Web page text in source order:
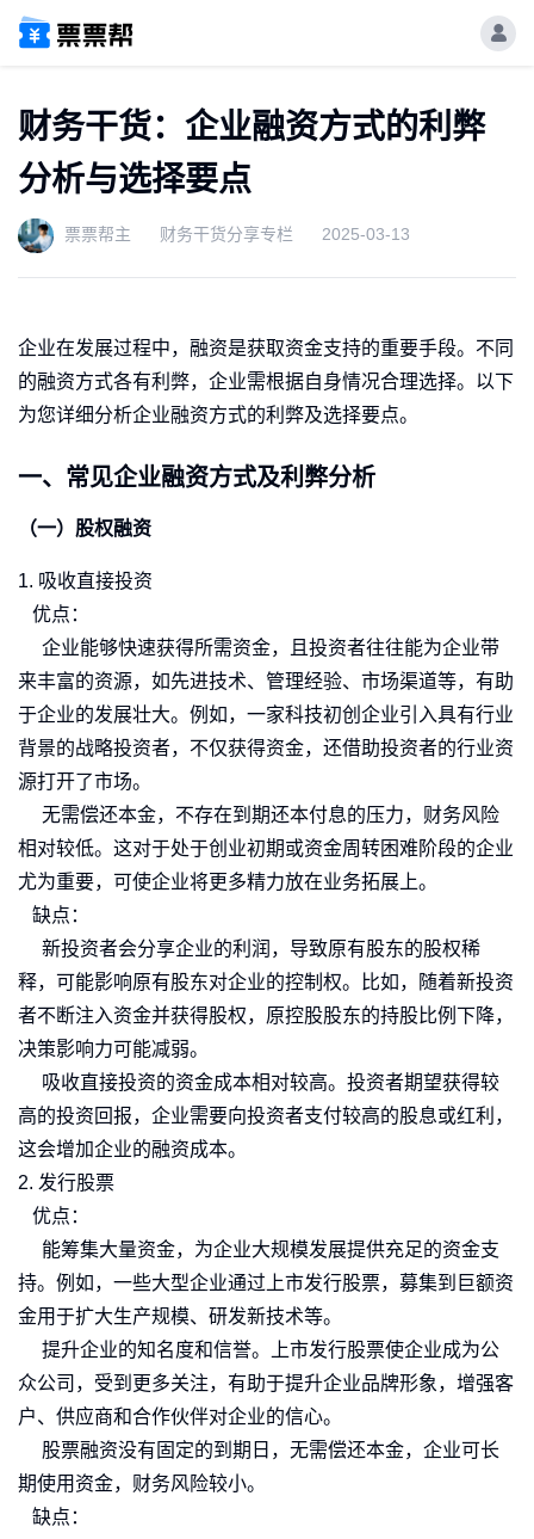
财务干货：企业融资方式的利弊
分析与选择要点
票票帮主 财务干货分享专栏 2025-03-13
企业在发展过程中，融资是获取资金支持的重要手段。不同
的融资方式各有利弊，企业需根据自身情况合理选择。以下
为您详细分析企业融资方式的利弊及选择要点。
一、常见企业融资方式及利弊分析
（一）股权融资
1. 吸收直接投资
优点：
企业能够快速获得所需资金，且投资者往往能为企业带
来丰富的资源，如先进技术、管理经验、市场渠道等，有助
于企业的发展壮大。例如，一家科技初创企业引入具有行业
背景的战略投资者，不仅获得资金，还借助投资者的行业资
源打开了市场。
无需偿还本金，不存在到期还本付息的压力，财务风险
相对较低。这对于处于创业初期或资金周转困难阶段的企业
尤为重要，可使企业将更多精力放在业务拓展上。
缺点：
新投资者会分享企业的利润，导致原有股东的股权稀
释，可能影响原有股东对企业的控制权。比如，随着新投资
者不断注入资金并获得股权，原控股股东的持股比例下降，
决策影响力可能减弱。
吸收直接投资的资金成本相对较高。投资者期望获得较
高的投资回报，企业需要向投资者支付较高的股息或红利，
这会增加企业的融资成本。
2. 发行股票
优点：
能筹集大量资金，为企业大规模发展提供充足的资金支
持。例如，一些大型企业通过上市发行股票，募集到巨额资
金用于扩大生产规模、研发新技术等。
提升企业的知名度和信誉。上市发行股票使企业成为公
众公司，受到更多关注，有助于提升企业品牌形象，增强客
户、供应商和合作伙伴对企业的信心。
股票融资没有固定的到期日，无需偿还本金，企业可长
期使用资金，财务风险较小。
缺点：